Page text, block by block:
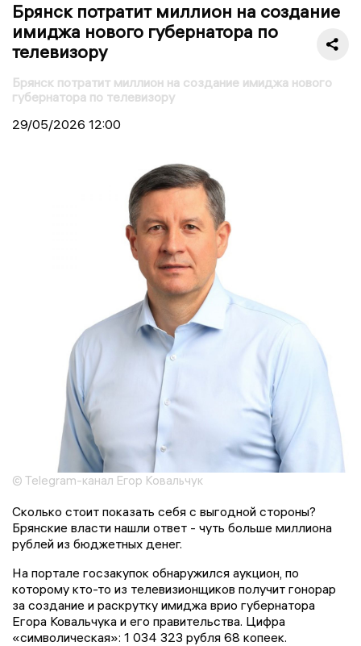
Брянск потратит миллион на создание
имиджа нового губернатора по
телевизору
Брянск потратит миллион на создание имиджа нового
губернатора по телевизору
29/05/2026 12:00
© Telegram-канал Егор Ковальчук
Сколько стоит показать себя с выгодной стороны?
Брянские власти нашли ответ - чуть больше миллиона
рублей из бюджетных денег.
На портале госзакупок обнаружился аукцион, по
которому кто-то из телевизионщиков получит гонорар
за создание и раскрутку имиджа врио губернатора
Егора Ковальчука и его правительства. Цифра
«символическая»: 1 034 323 рубля 68 копеек.